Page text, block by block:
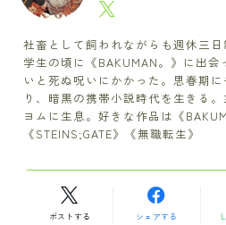
社畜として飼われながらも週休三
学生の頃に《BAKUMAN。》に出
いと死ぬ呪いにかかった。思春期
り、暗黒の携帯小説時代を生きる
ヨムに生息。好きな作品は《
《STEINS;GATE》《無職転生》
ポストする シェアする